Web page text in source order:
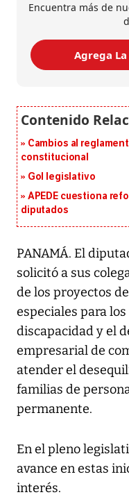
Encuentra más de
Agrega
Cambios al
constitucional
Gol legislativo
APEDE cuestiona
diputados
PANAMÁ. El
solicitó a sus
de los proyectos
especiales para
discapacidad y el
empresarial de
atender el
familias de
permanente.
En el pleno
avance en estas
interés.